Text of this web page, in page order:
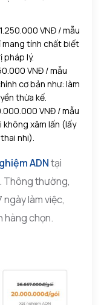
VNĐ / mẫu
mang tính chất biết
pháp lý.
VNĐ / mẫu
cơ bản như: làm
thừa kế.
VNĐ / mẫu
không xâm lấn (lấy
nhi).
ADNtại
Thông thường,
làm việc,
hàng chọn.